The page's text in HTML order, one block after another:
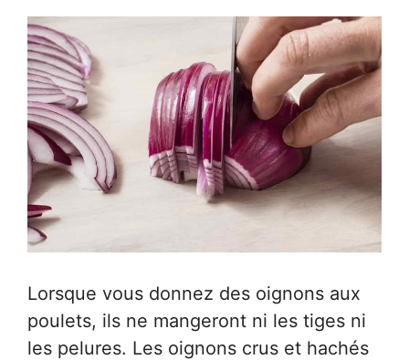
Lorsque vous donnez des oignons aux
poulets, ils ne mangeront ni les tiges ni
les pelures. Les oignons crus et hachés